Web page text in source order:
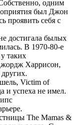
одним
был Джон
проявить себя с
достигала былых
В 1970-80-е
таких
Харрисон,
Victim of
и успеха не имел.
The Mamas &